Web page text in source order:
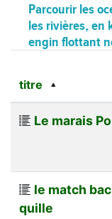
Parcourir les
les rivières, en
engin flottant
titre
Le marais
le match
quille